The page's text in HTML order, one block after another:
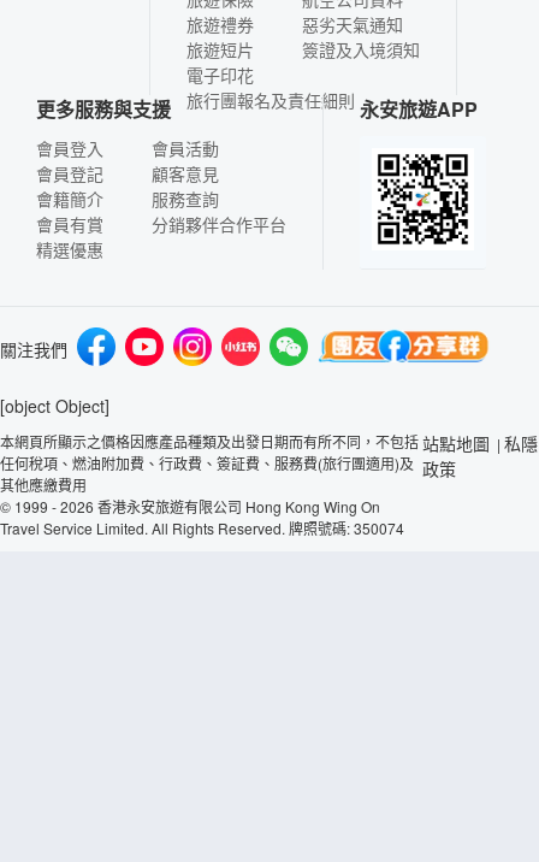
旅遊禮券
旅遊短片
電子印花
惡劣天氣通知
簽證及入境須知
旅行團報名及責任細則
更多服務與支援
會員登入
會員登記
會籍簡介
會員有賞
精選優惠
會員活動
顧客意見
服務查詢
分銷夥伴合作平台
永安旅遊APP
關注我們
[object Object]
本網頁所顯示之價格因應產品種類及出發日期而有所不同，不包括
任何稅項、燃油附加費、行政費、簽証費、服務費(旅行團適用)及
其他應繳費用
© 1999 - 2026 香港永安旅遊有限公司 Hong Kong Wing On
Travel Service Limited. All Rights Reserved. 牌照號碼: 350074
站點地圖 | 私隱
政策